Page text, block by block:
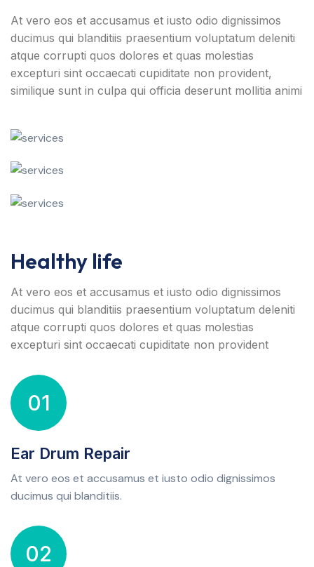
At vero eos et accusamus et iusto odio dignissimos
ducimus qui blanditiis praesentium voluptatum deleniti
atque corrupti quos dolores et quas molestias
excepturi sint occaecati cupiditate non provident,
similique sunt in culpa qui officia deserunt mollitia animi
Healthy life
At vero eos et accusamus et iusto odio dignissimos
ducimus qui blanditiis praesentium voluptatum deleniti
atque corrupti quos dolores et quas molestias
excepturi sint occaecati cupiditate non provident
01
Ear Drum Repair
At vero eos et accusamus et iusto odio dignissimos
ducimus qui blanditiis.
02